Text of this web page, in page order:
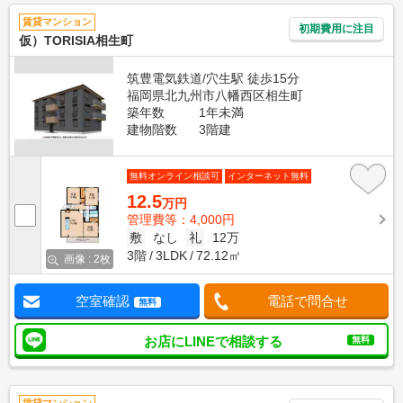
賃貸マンション
仮）TORISIA相生町
初期費用に注目
筑豊電気鉄道/穴生駅 徒歩15分
福岡県北九州市八幡西区相生町
築年数
1年未満
建物階数
3階建
画像 : 2枚
無料オンライン相談可 インターネット無料
12.5万円
管理費等：4,000円
敷
なし 礼
12万
3階
3LDK 72.12㎡
空室確認 無料 電話で問合せ
お店にLINEで相談する 無料